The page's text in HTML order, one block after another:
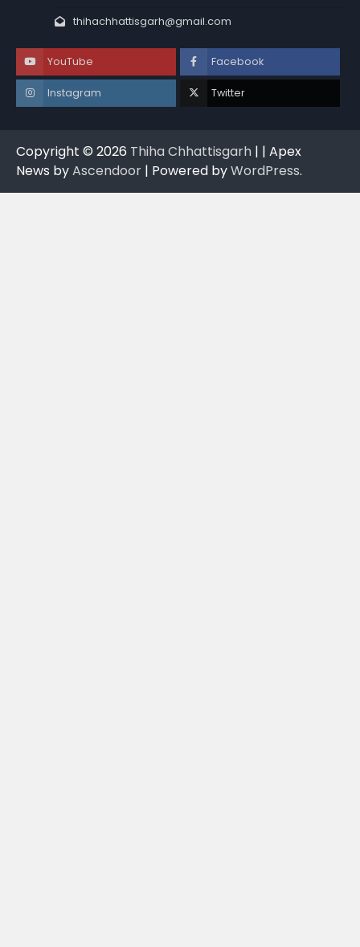
thihachhattisgarh@gmail.com
YouTube Facebook
Instagram Twitter
Copyright © 2026 Thiha Chhattisgarh | | Apex
News byAscendoor | Powered byWordPress.